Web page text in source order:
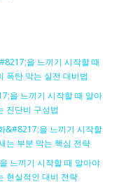
을 느끼기 시작할 때
폭탄 막는 실전 대비법
을 느끼기 시작할 때 알아
진단비 구성법
&#8217;을 느끼기 시작할
는 부분 막는 핵심 전략
느끼기 시작할 때 알아야
현실적인 대비 전략